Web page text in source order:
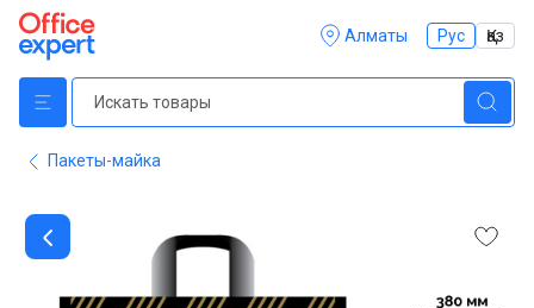
Алматы Рус Қаз
Пакеты-майка